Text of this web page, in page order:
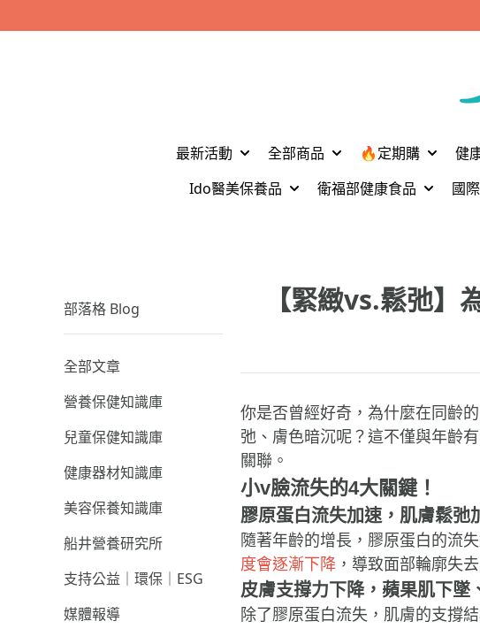
加入
最新活動 全部商品 🔥定期購 健
Ido醫美保養品
衛福部健康食品 國
部落格 Blog
全部文章
營養保健知識庫
兒童保健知識庫
健康器材知識庫
美容保養知識庫
船井營養研究所
支持公益｜環保｜ESG
媒體報導
【緊緻vs.鬆弛】
你是否曾經好奇，為什麼在同齡
弛、膚色暗沉呢？這不僅與年齡
關聯。
小v臉流失的4大關鍵！
膠原蛋白流失加速，肌膚鬆弛
隨著年齡的增長，膠原蛋白的流
度會逐漸下降 ，導致面部輪廓失
皮膚支撐力下降，蘋果肌下墜
除了膠原蛋白流失，肌膚的支撐